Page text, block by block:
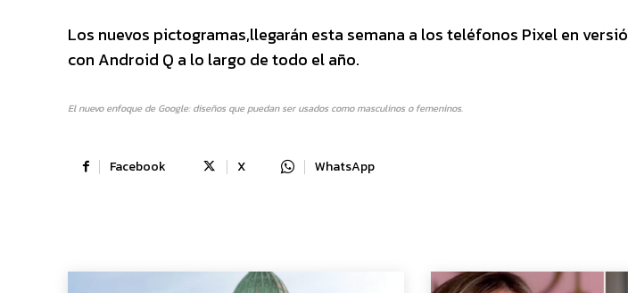
Los nuevos pictogramas,llegarán esta semana a los teléfonos Pixel en
con Android Q a lo largo de todo el año.
El nuevo enfoque de Google: diseños que puedan ser usados como masculinos o femeninos.
Facebook X WhatsApp